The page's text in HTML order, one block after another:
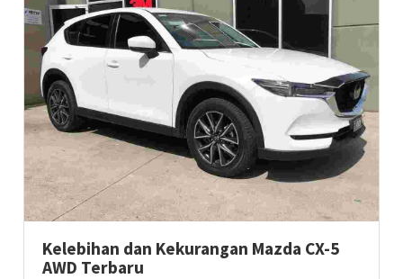
Kelebihan dan Kekurangan Mazda CX-5
AWD Terbaru